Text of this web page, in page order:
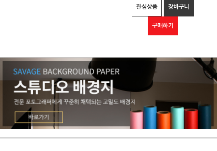
관심상품 장바구니
구매하기